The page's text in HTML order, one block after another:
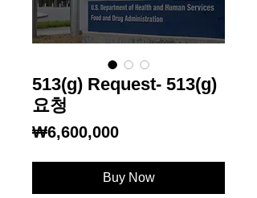
513(g) Request- 513(g)
요청
₩6,600,000Price
Buy Now